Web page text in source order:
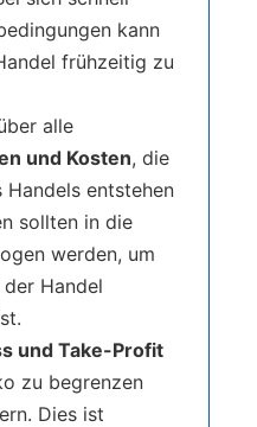
kann
frühzeitig zu
alle
und Kosten, die
Handels entstehen
sollten in die
werden, um
Handel
und Take-Profit
zu begrenzen
Dies ist